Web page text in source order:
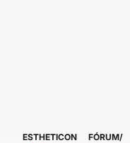
ESTHETICON FÓRUM